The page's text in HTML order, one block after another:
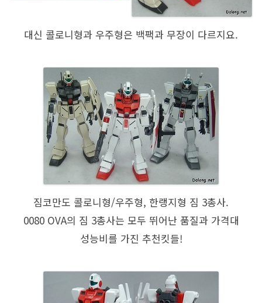
대신 콜로니형과 우주형은 백팩과 무장이 다르지요.
짐코만도 콜로니형/우주형, 한랭지형 짐 3총사.
0080 OVA의 짐 3총사는 모두 뛰어난 품질과 가격대
성능비를 가진 추천킷들!